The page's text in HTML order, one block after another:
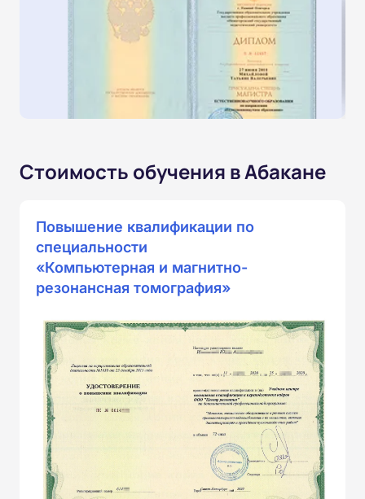
Стоимость обучения в Абакане
Повышение квалификации по
специальности
«Компьютерная и магнитно-
резонансная томография»